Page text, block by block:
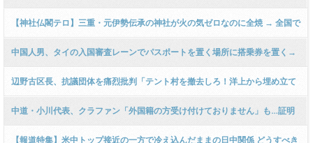
と…」観光業の嘆きを代弁
【神社仏閣テロ】三重・元伊勢伝承の神社が火の気ゼロなのに全焼 → 全国で
相次ぐ不審火にﾈｯﾄ「ヨーロッパで教会を燃やすムスリムの手口が日本上陸
か？」と怒り爆発 ………
中国人男、タイの入国審査レーンでパスポートを置く場所に搭乗券を置く→
ゲート開かず発狂して破壊
辺野古区長、抗議団体を痛烈批判「テント村を撤去しろ！洋上から埋め立て
場所を見学するのは平和学習とかけ離れている！」→ ｗｗｗｗｗｗｗｗｗｗ
ｗｗｗｗｗｗ
中道・小川代表、クラファン「外国籍の方受け付けておりません」も…証明
方法に不安の声も
【報道特集】米中トップ接近の一方で冷え込んだままの日中関係 どうすべき